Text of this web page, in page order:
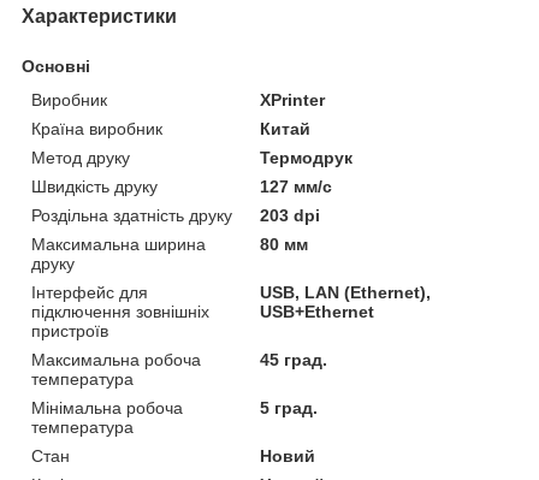
Характеристики
Основні
Виробник
XPrinter
Країна виробник
Китай
Метод друку
Термодрук
Швидкість друку
127 мм/с
Роздільна здатність друку
203 dpi
Максимальна ширина
друку
80 мм
Інтерфейс для
підключення зовнішніх
пристроїв
USB, LAN (Ethernet),
USB+Ethernet
Максимальна робоча
температура
45 град.
Мінімальна робоча
температура
5 град.
Стан
Новий